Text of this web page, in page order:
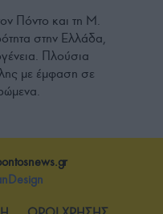
Πόντο και τη Μ.
στην Ελλάδα,
Πλούσια
με έμφαση σε